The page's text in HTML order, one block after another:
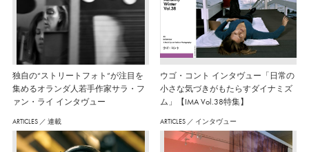
独自の“ストリートフォト”が注目を
集めるオランダ人若手作家サラ・フ
ァン・ライ インタヴュー
ウゴ・コント インタヴュー「日常の
小さな気づきがもたらすダイナミズ
ム」【IMA Vol.38特集】
ARTICLES ／ 連載 ARTICLES ／ インタヴュー